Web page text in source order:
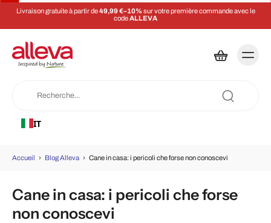
Livraison gratuite à partir de49,99 €–10% sur votre première commande avec le
codeALLEVA
IT
Accueil › Blog Alleva › Cane in casa: i pericoli che forse non conoscevi
Cane in casa: i pericoli che forse
non conoscevi